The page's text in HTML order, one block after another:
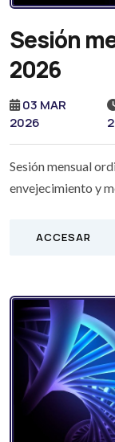
Sesión
2026
03 MAR
2026
Sesión mensual
envejecimiento y
ACCESAR